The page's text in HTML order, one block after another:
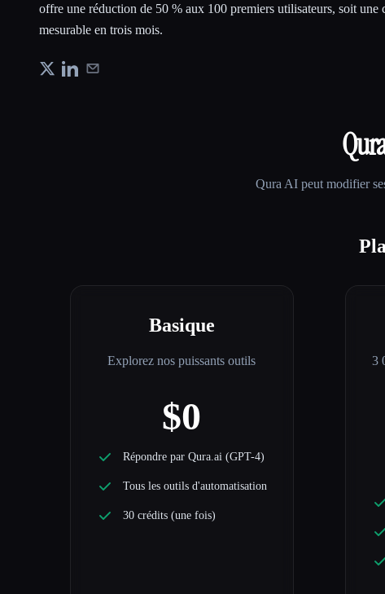
offre une réduction de 50 % aux 100 premiers utilisateurs, soit une
mesurable en trois mois.
Qura AIpeut modifier
Basique
Explorez nos puissants outils
$0
Répondre par Qura.ai (GPT-4)
Tous les outils d'automatisation
30 crédits (une fois)
3